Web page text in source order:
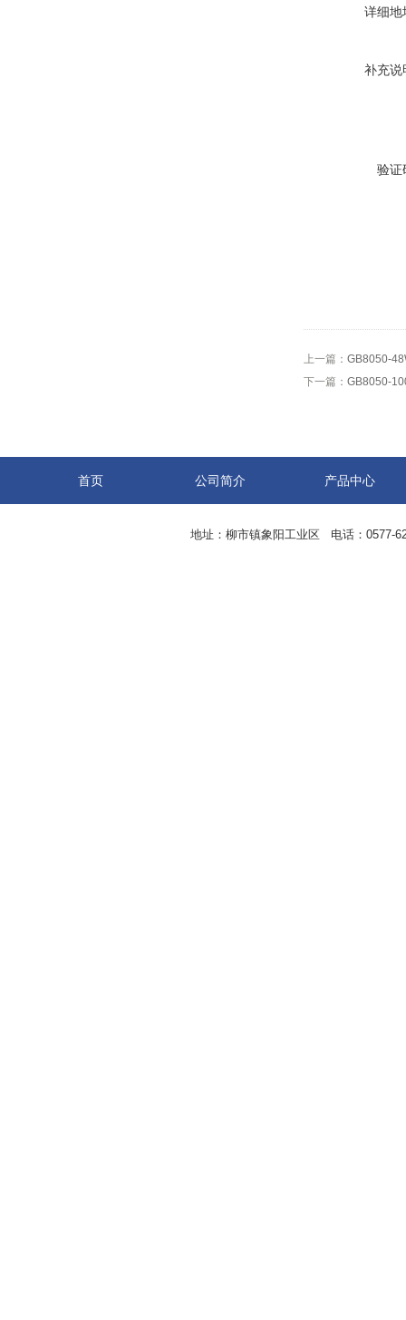
详细地
补充说
验证
上一篇： GB8050-
下一篇： ​GB8050-
首页 公司简介 产品中心
地址：柳市镇象阳工业区 电话：0577-